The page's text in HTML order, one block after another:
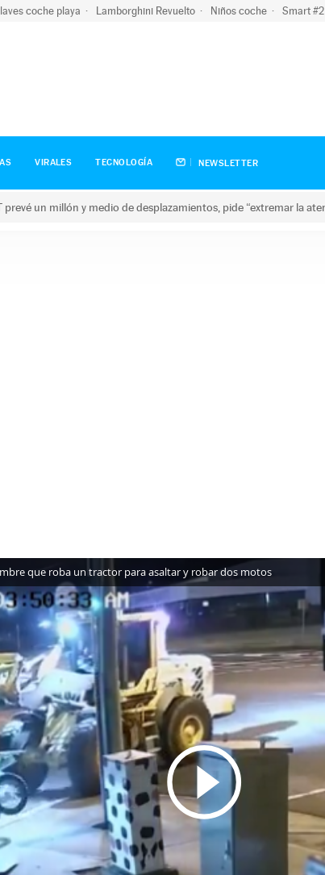
coche playa Lamborghini Revuelto Niños coche Smart #2
VIRALES TECNOLOGÍA NEWSLETTER
prevé un millón y medio de desplazamientos, pide “extremar la
que roba un tractor para asaltar y robar dos motos